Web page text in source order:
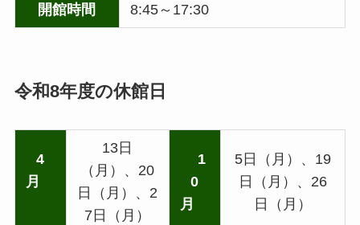
開館時間 8:45～17:30
令和8年度の休館日
4
月
13日
（月）、20
日（月）、2
7日（月）
1
0
月
5日（月）、19
日（月）、26
日（月）